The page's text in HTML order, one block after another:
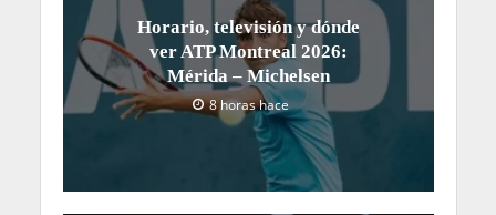
Horario, televisión y dónde
ver ATP Montreal 2026:
Mérida – Michelsen
8 horas hace